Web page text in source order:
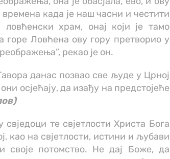
када је наш часни и честити
храм, онај који је тамо
горе Ловћена ову гору претворио у
рекао је он.
данас позвао све људе у Црној
осјећају, да изађу на предстојеће
те свјетлости Христа Бога
као на свјетлости, истини и љубави
своје потомство. Не дај Боже, да